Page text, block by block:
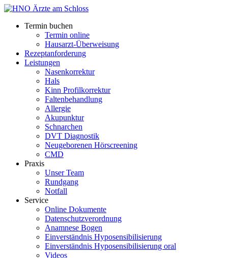
Termin buchen
Termin online
Hausarzt-Überweisung
Rezeptanforderung
Leistungen
Nasenkorrektur
Hals
Kinn Profilkorrektur
Faltenbehandlung
Allergie
Akupunktur
Schnarchen
DVT Diagnostik
Neugeborenen Hörscreening
CMD
Praxis
Unser Team
Rundgang
Notfall
Service
Online Dokumente
Datenschutzverordnung
Anamnese Bogen
Einverständnis Hyposensibilisierung
Einverständnis Hyposensibilisierung oral
Videos